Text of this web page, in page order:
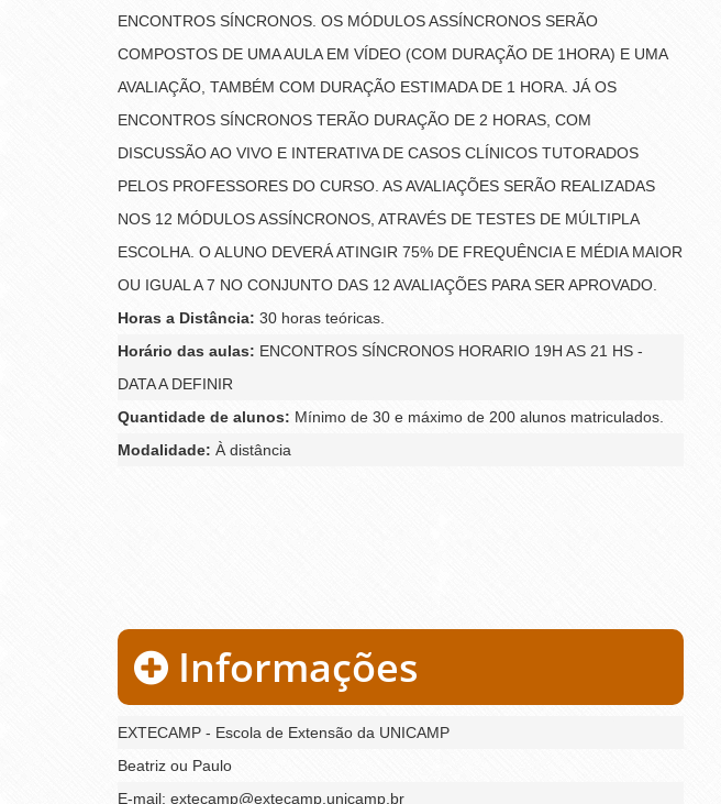
ENCONTROS SÍNCRONOS. OS MÓDULOS ASSÍNCRONOS SERÃO
COMPOSTOS DE UMA AULA EM VÍDEO (COM DURAÇÃO DE 1HORA) E UMA
AVALIAÇÃO, TAMBÉM COM DURAÇÃO ESTIMADA DE 1 HORA. JÁ OS
ENCONTROS SÍNCRONOS TERÃO DURAÇÃO DE 2 HORAS, COM
DISCUSSÃO AO VIVO E INTERATIVA DE CASOS CLÍNICOS TUTORADOS
PELOS PROFESSORES DO CURSO. AS AVALIAÇÕES SERÃO REALIZADAS
NOS 12 MÓDULOS ASSÍNCRONOS, ATRAVÉS DE TESTES DE MÚLTIPLA
ESCOLHA. O ALUNO DEVERÁ ATINGIR 75% DE FREQUÊNCIA E MÉDIA MAIOR
OU IGUAL A 7 NO CONJUNTO DAS 12 AVALIAÇÕES PARA SER APROVADO.
Horas a Distância: 30 horas teóricas.
Horário das aulas: ENCONTROS SÍNCRONOS HORARIO 19H AS 21 HS -
DATA A DEFINIR
Quantidade de alunos: Mínimo de 30 e máximo de 200 alunos matriculados.
Modalidade: À distância
Informações
EXTECAMP - Escola de Extensão da UNICAMP
Beatriz ou Paulo
E-mail: extecamp@extecamp.unicamp.br